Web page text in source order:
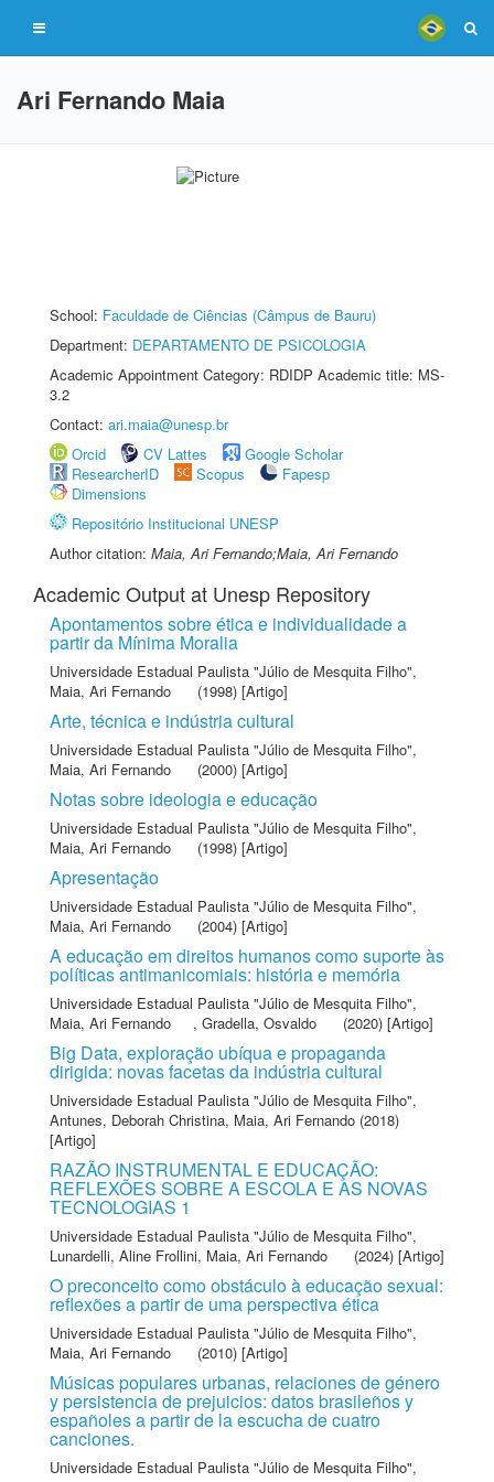
Ari Fernando Maia
School: Faculdade de Ciências (Câmpus de Bauru)
Department: DEPARTAMENTO DE PSICOLOGIA
Academic Appointment Category: RDIDP Academic title: MS-
3.2
Contact: ari.maia@unesp.br
Orcid
CV Lattes
Google Scholar
ResearcherID
Scopus
Fapesp
Dimensions
Repositório Institucional UNESP
Author citation: Maia, Ari Fernando;Maia, Ari Fernando
Academic Output at Unesp Repository
Apontamentos sobre ética e individualidade a
partir da Mínima Moralia
Universidade Estadual Paulista "Júlio de Mesquita Filho",
Maia, Ari Fernando
(1998) [Artigo]
Arte, técnica e indústria cultural
Universidade Estadual Paulista "Júlio de Mesquita Filho",
Maia, Ari Fernando
(2000) [Artigo]
Notas sobre ideologia e educação
Universidade Estadual Paulista "Júlio de Mesquita Filho",
Maia, Ari Fernando
(1998) [Artigo]
Apresentação
Universidade Estadual Paulista "Júlio de Mesquita Filho",
Maia, Ari Fernando
(2004) [Artigo]
A educação em direitos humanos como suporte às
políticas antimanicomiais: história e memória
Universidade Estadual Paulista "Júlio de Mesquita Filho",
Maia, Ari Fernando
, Gradella, Osvaldo (2020) [Artigo]
Big Data, exploração ubíqua e propaganda
dirigida: novas facetas da indústria cultural
Universidade Estadual Paulista "Júlio de Mesquita Filho",
Antunes, Deborah Christina, Maia, Ari Fernando (2018)
[Artigo]
RAZÃO INSTRUMENTAL E EDUCAÇÃO:
REFLEXÕES SOBRE A ESCOLA E AS NOVAS
TECNOLOGIAS 1
Universidade Estadual Paulista "Júlio de Mesquita Filho",
Lunardelli, Aline Frollini, Maia, Ari Fernando (2024) [Artigo]
O preconceito como obstáculo à educação sexual:
reflexões a partir de uma perspectiva ética
Universidade Estadual Paulista "Júlio de Mesquita Filho",
Maia, Ari Fernando
(2010) [Artigo]
Músicas populares urbanas, relaciones de género
y persistencia de prejuicios: datos brasileños y
españoles a partir de la escucha de cuatro
canciones.
Universidade Estadual Paulista "Júlio de Mesquita Filho",